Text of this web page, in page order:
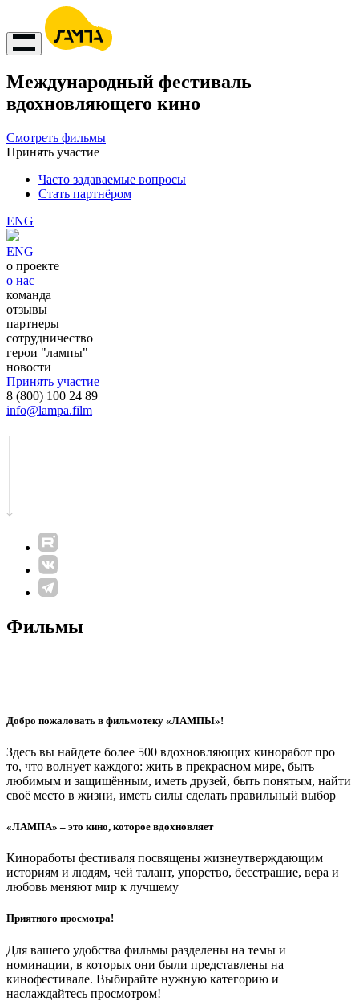
Международный фестиваль
вдохновляющего кино
Смотреть фильмы
Принять участие
Часто задаваемые вопросы
Стать партнёром
ENG
ENG
о проекте
о нас
команда
отзывы
партнеры
сотрудничество
герои "лампы"
новости
Принять участие
8 (800) 100 24 89
info@lampa.film
Фильмы
Добро пожаловать в фильмотеку «ЛАМПЫ»!
Здесь вы найдете более 500 вдохновляющих киноработ про
то, что волнует каждого: жить в прекрасном мире, быть
любимым и защищённым, иметь друзей, быть понятым, найти
своё место в жизни, иметь силы сделать правильный выбор
«ЛАМПА» – это кино, которое вдохновляет
Киноработы фестиваля посвящены жизнеутверждающим
историям и людям, чей талант, упорство, бесстрашие, вера и
любовь меняют мир к лучшему
Приятного просмотра!
Для вашего удобства фильмы разделены на темы и
номинации, в которых они были представлены на
кинофестивале. Выбирайте нужную категорию и
наслаждайтесь просмотром!